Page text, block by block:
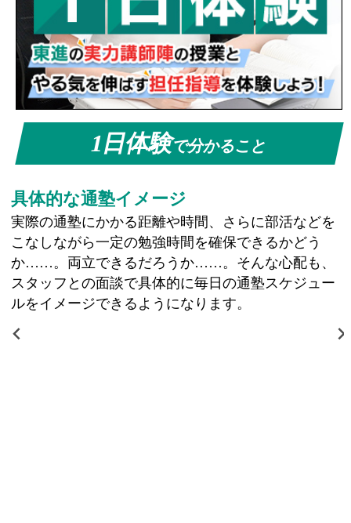
ログ 】
1日体験で分かること
具体的な通塾イメージ
実際の通塾にかかる距離や時間、さらに部活などを
こなしながら一定の勉強時間を確保できるかどう
か……。両立できるだろうか……。そんな心配も、
スタッフとの面談で具体的に毎日の通塾スケジュー
ルをイメージできるようになります。